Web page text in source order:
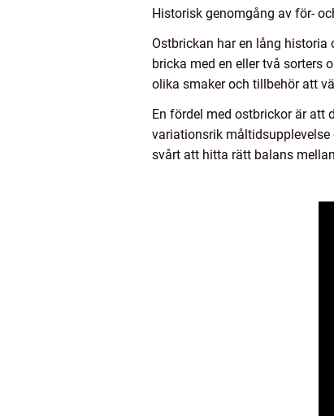
Historisk genomgång av för-
Ostbrickan har en lång
bricka med en eller två sorters
olika smaker och tillbehör att
En fördel med ostbrickor är att
variationsrik måltidsupplevelse
svårt att hitta rätt balans